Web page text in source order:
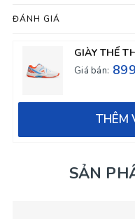
ĐÁNH GIÁ
Giá bán:
THÊM
SẢN